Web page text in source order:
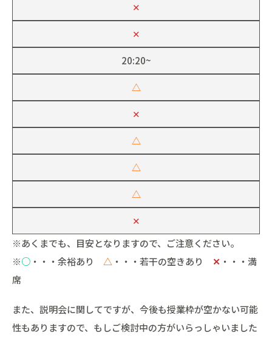
✕
✕
20:20~
△
✕
△
△
△
✕
※あくまでも、目安となりますので、ご注意ください。
※○ ・・・余裕あり △ ・・・若干の空きあり ✕ ・・・満
席
また、説明会に関してですが、今後も授業枠が空かない可能
性もありますので、もしご検討中の方がいらっしゃいました